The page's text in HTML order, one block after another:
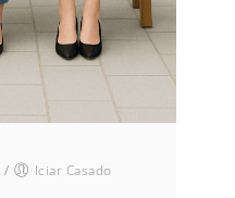
/ Iciar Casado